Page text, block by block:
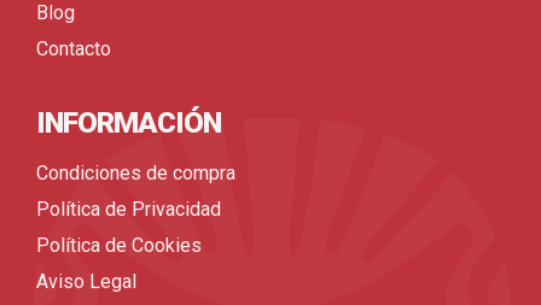
Blog
Contacto
INFORMACIÓN
Condiciones de compra
Política de Privacidad
Política de Cookies
Aviso Legal